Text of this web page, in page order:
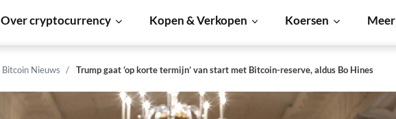
Over cryptocurrency Kopen & Verkopen Koersen Meer
Bitcoin Nieuws Trump gaat ‘op korte termijn’ van start met Bitcoin-reserve, aldus Bo Hines